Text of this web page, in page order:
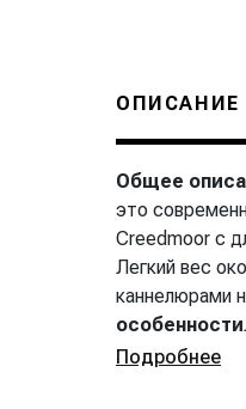
ОПИСАНИЕ
Общее
это
Creedmoor с
Легкий вес
каннелюрами
особенности
Подробнее